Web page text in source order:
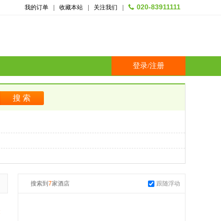
我的订单 收藏本站 关注我们 020-83911111
登录/注册
搜索到 7家酒店 跟随浮动